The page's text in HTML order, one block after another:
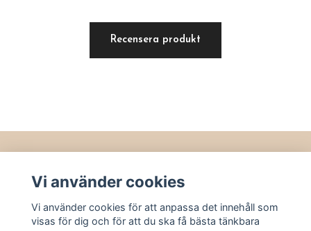
Recensera produkt
Köpvillkor
Kontakt
Utvalt
Vi använder cookies
Vi använder cookies för att anpassa det innehåll som
visas för dig och för att du ska få bästa tänkbara